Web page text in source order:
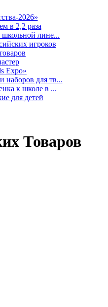
2026»
в 2,2 раза
школьной лине...
игроков
Expo»
для тв...
к школе в ...
для детей
Товаров